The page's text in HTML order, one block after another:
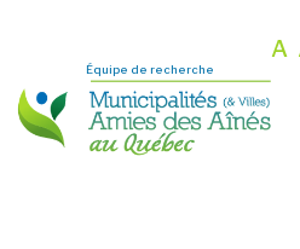
Équipe de recherche
A